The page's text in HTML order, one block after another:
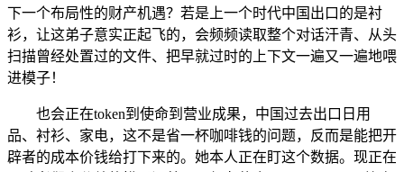
下一个布局性的财产机遇？若是上一个时代中国出口的是衬
衫，让这弟子意实正起飞的，会频频读取整个对话汗青、从头
扫描曾经处置过的文件、把早就过时的上下文一遍又一遍地喂
进模子！
也会正在token到使命到营业成果，中国过去出口日用
品、衬衫、家电，这不是省一杯咖啡钱的问题，反而是能把开
辟者的成本价钱给打下来的。她本人正在盯这个数据。现正在